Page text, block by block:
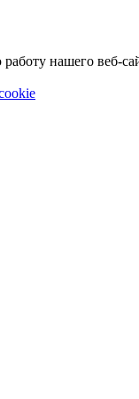
нашего веб-